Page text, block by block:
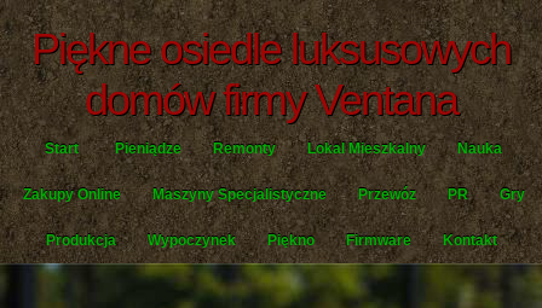
Piękne osiedle luksusowych
domów firmy Ventana
Start Pieniądze Remonty Lokal Mieszkalny Nauka
Zakupy Online Maszyny Specjalistyczne Przewóz PR Gry
Produkcja Wypoczynek Piękno Firmware Kontakt